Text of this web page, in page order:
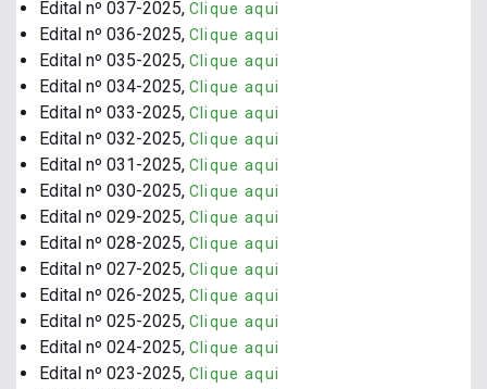
Edital nº 037-2025, Clique aqui
Edital nº 036-2025, Clique aqui
Edital nº 035-2025, Clique aqui
Edital nº 034-2025, Clique aqui
Edital nº 033-2025, Clique aqui
Edital nº 032-2025, Clique aqui
Edital nº 031-2025, Clique aqui
Edital nº 030-2025, Clique aqui
Edital nº 029-2025, Clique aqui
Edital nº 028-2025, Clique aqui
Edital nº 027-2025, Clique aqui
Edital nº 026-2025, Clique aqui
Edital nº 025-2025, Clique aqui
Edital nº 024-2025, Clique aqui
Edital nº 023-2025, Clique aqui